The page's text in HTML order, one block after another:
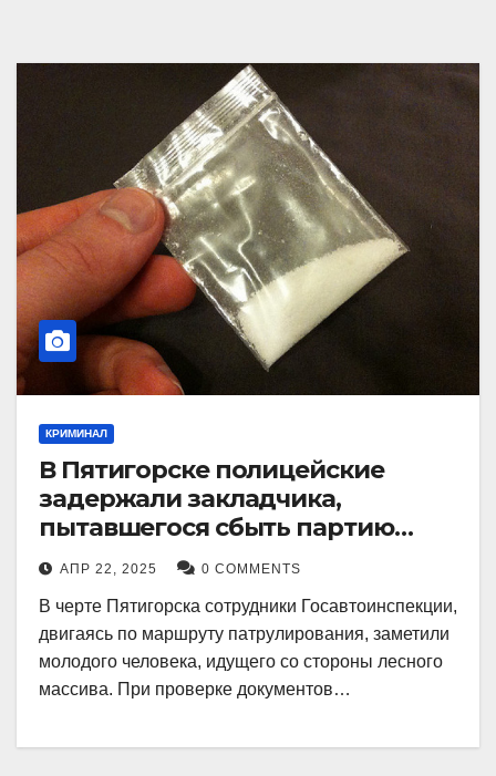
КРИМИНАЛ
В Пятигорске полицейские
задержали закладчика,
пытавшегося сбыть партию
синтетического наркотика
АПР 22, 2025 0 COMMENTS
В черте Пятигорска сотрудники Госавтоинспекции,
двигаясь по маршруту патрулирования, заметили
молодого человека, идущего со стороны лесного
массива. При проверке документов…